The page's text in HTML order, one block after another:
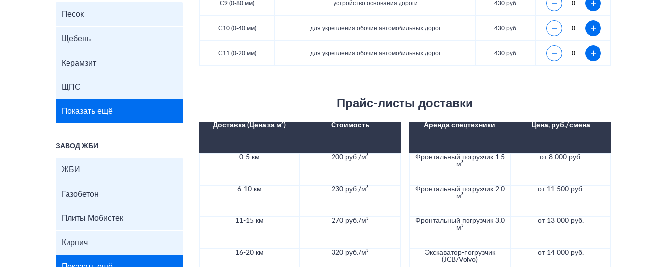
Песок
Щебень
Керамзит
ЩПС
Показать ещё
ЗАВОД ЖБИ
ЖБИ
Газобетон
Плиты Мобистек
Кирпич
С9 (0-80 мм) устройство основания дороги 430 руб.
С10 (0-40 мм) для укрепления обочин автомобильных дорог 430 руб.
С11 (0-20 мм) для укрепления обочин автомобильных дорог 430 руб.
Прайс-листы доставки
Доставка (Цена за м³) Стоимость
0-5 км 200 руб./м³
6-10 км 230 руб./м³
11-15 км 270 руб./м³
16-20 км 320 руб./м³
Аренда спецтехники Цена, руб./смена
Фронтальный погрузчик 1.5
м³
от 8 000 руб.
Фронтальный погрузчик 2.0
м³
от 11 500 руб.
Фронтальный погрузчик 3.0
м³
от 13 000 руб.
Экскаватор-погрузчик
(JCB/Volvo)
от 14 000 руб.